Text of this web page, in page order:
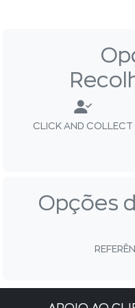
CLICK AND COLLECT
Opções